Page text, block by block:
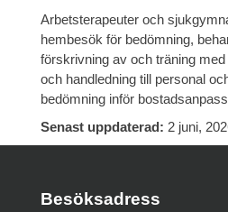
Arbetsterapeuter och
hembesök för bedömning,
förskrivning av och träning
och handledning till personal
bedömning inför
Senast uppdaterad: 2 juni,
Besöksadress